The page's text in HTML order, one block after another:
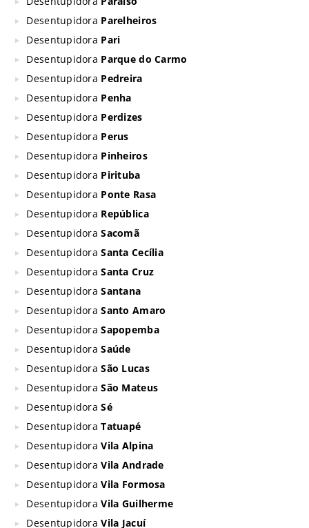
Desentupidora Parelheiros
Desentupidora Pari
Desentupidora Parque do Carmo
Desentupidora Pedreira
Desentupidora Penha
Desentupidora Perdizes
Desentupidora Perus
Desentupidora Pinheiros
Desentupidora Pirituba
Desentupidora Ponte Rasa
Desentupidora República
DesentupidoraSacomã
DesentupidoraSanta Cecília
DesentupidoraSanta Cruz
DesentupidoraSantana
DesentupidoraSanto Amaro
DesentupidoraSapopemba
DesentupidoraSaúde
DesentupidoraSão Lucas
DesentupidoraSão Mateus
DesentupidoraSé
DesentupidoraTatuapé
DesentupidoraVila Alpina
DesentupidoraVila Andrade
DesentupidoraVila Formosa
DesentupidoraVila Guilherme
DesentupidoraVila Jacuí